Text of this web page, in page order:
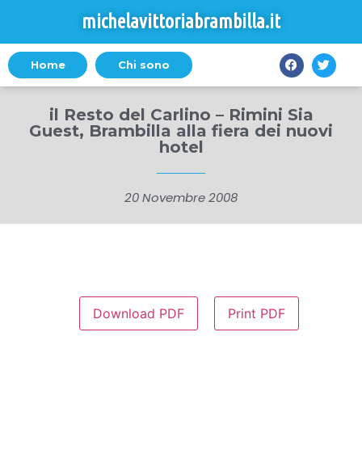
michelavittoriabrambilla.it
Home Chi sono
il Resto del Carlino – Rimini Sia
Guest, Brambilla alla fiera dei nuovi
hotel
20 Novembre 2008
Download PDF Print PDF